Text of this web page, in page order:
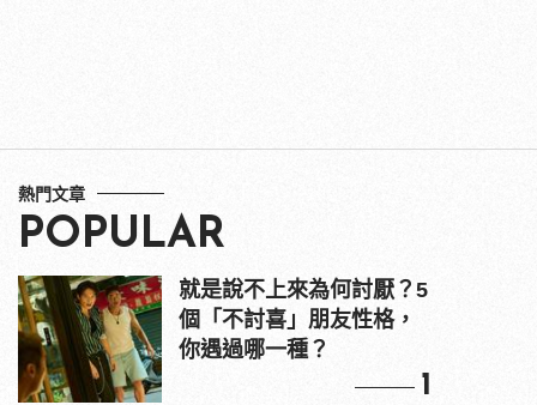
熱門文章
POPULAR
就是說不上來為何討厭？5
個「不討喜」朋友性格，
你遇過哪一種？
1